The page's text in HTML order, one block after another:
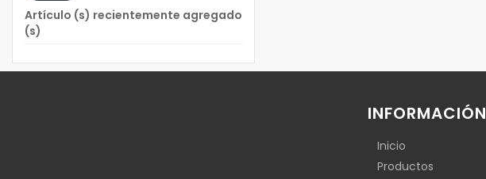
Artículo (s) recientemente agregado
(s)
INFORMACIÓN
Inicio
Productos